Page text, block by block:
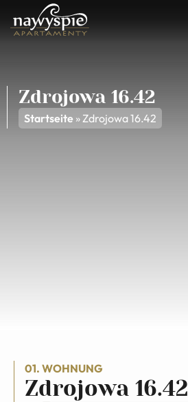
Zdrojowa 16.42
Startseite »Zdrojowa 16.42
01. WOHNUNG
Zdrojowa 16.42